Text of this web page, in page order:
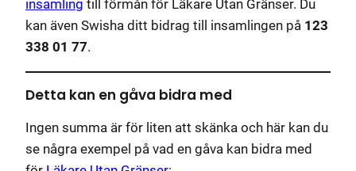
insamling till förmån för Läkare Utan Gränser. Du
kan även Swisha ditt bidrag till insamlingen på 123
338 01 77.
Detta kan en gåva bidra med
Ingen summa är för liten att skänka och här kan du
se några exempel på vad en gåva kan bidra med